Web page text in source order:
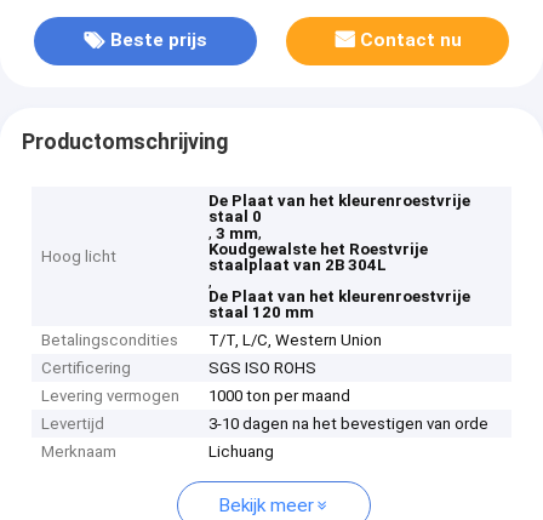
Beste prijs Contact nu
Productomschrijving
Hoog licht
De Plaat van het kleurenroestvrije
staal 0
,3 mm,
Koudgewalste het Roestvrije
staalplaat van 2B 304L
,
De Plaat van het kleurenroestvrije
staal 120 mm
Betalingscondities
T/T, L/C, Western Union
Certificering
SGS ISO ROHS
Levering vermogen
1000 ton per maand
Levertijd
3-10 dagen na het bevestigen van orde
Merknaam
Lichuang
Bekijk meer